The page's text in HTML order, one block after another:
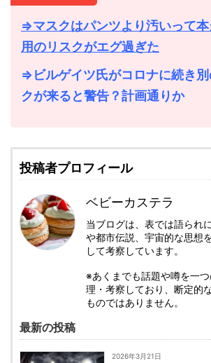
⇒マスクはパンツより汚いって
用のリスクがエグ過ぎた
⇒ビルゲイツ氏がコロナに続き
クが来ると警告？計画通りか
投稿者プロフィール
ベビーカステラ
当ブログは、表では語られ
や都市伝説、宇宙的な思想
して考察しています。
※あくまでも話題や噂を一
理・考察しており、断定的
ものではありません。
最新の投稿
2026年3月21日